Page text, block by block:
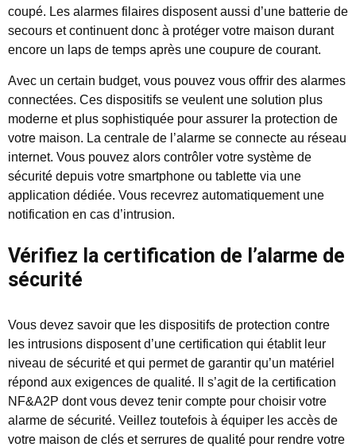
coupé. Les alarmes filaires disposent aussi d’une batterie de
secours et continuent donc à protéger votre maison durant
encore un laps de temps après une coupure de courant.
Avec un certain budget, vous pouvez vous offrir des alarmes
connectées. Ces dispositifs se veulent une solution plus
moderne et plus sophistiquée pour assurer la protection de
votre maison. La centrale de l’alarme se connecte au réseau
internet. Vous pouvez alors contrôler votre système de
sécurité depuis votre smartphone ou tablette via une
application dédiée. Vous recevrez automatiquement une
notification en cas d’intrusion.
Vérifiez la certification de l’alarme de
sécurité
Vous devez savoir que les dispositifs de protection contre
les intrusions disposent d’une certification qui établit leur
niveau de sécurité et qui permet de garantir qu’un matériel
répond aux exigences de qualité. Il s’agit de la certification
NF&A2P dont vous devez tenir compte pour choisir votre
alarme de sécurité. Veillez toutefois à équiper les accès de
votre maison de clés et serrures de qualité pour rendre votre